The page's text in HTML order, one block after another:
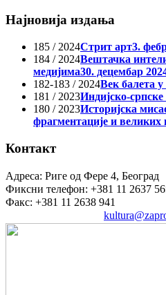
Најновија издања
185 / 2024Стрит арт3.
184 / 2024Вештачка
медијима30. децембар
182-183 / 2024Век балета
181 / 2023Индијско-српске
180 / 2023Историјска
фрагментације и великих
Контакт
Адреса: Риге од Фере 4, Београд
Фиксни телефон: +381 11 2637
Факс: +381 11 2638 941